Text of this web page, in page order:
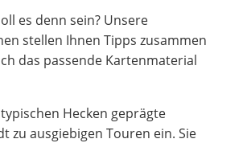
es denn sein? Unsere
stellen Ihnen Tipps zusammen
das passende Kartenmaterial
Hecken geprägte
zu ausgiebigen Touren ein. Sie